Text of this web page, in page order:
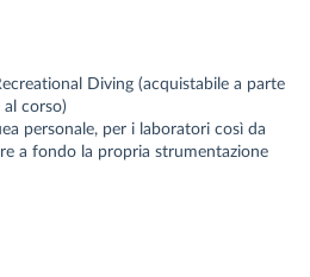
Diving (acquistabile a parte
corso)
personale, per i laboratori così da
a fondo la propria strumentazione